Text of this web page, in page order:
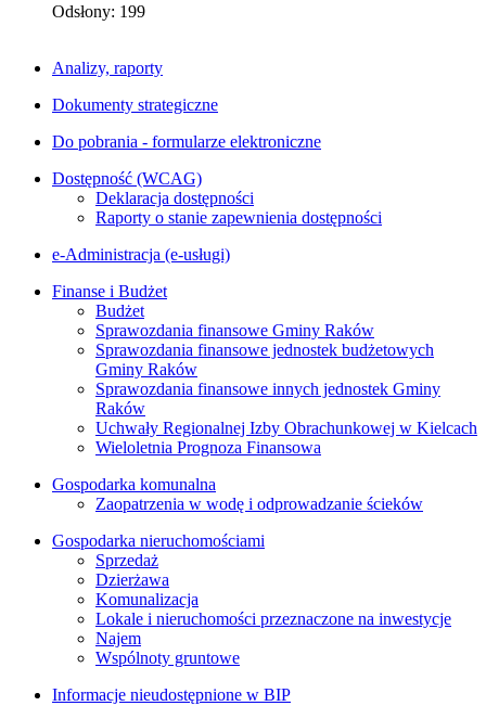
Odsłony: 199
Analizy, raporty
Dokumenty strategiczne
Do pobrania - formularze elektroniczne
Dostępność (WCAG)
Deklaracja dostępności
Raporty o stanie zapewnienia dostępności
e-Administracja (e-usługi)
Finanse i Budżet
Budżet
Sprawozdania finansowe Gminy Raków
Sprawozdania finansowe jednostek budżetowych
Gminy Raków
Sprawozdania finansowe innych jednostek Gminy
Raków
Uchwały Regionalnej Izby Obrachunkowej w Kielcach
Wieloletnia Prognoza Finansowa
Gospodarka komunalna
Zaopatrzenia w wodę i odprowadzanie ścieków
Gospodarka nieruchomościami
Sprzedaż
Dzierżawa
Komunalizacja
Lokale i nieruchomości przeznaczone na inwestycje
Najem
Wspólnoty gruntowe
Informacje nieudostępnione w BIP